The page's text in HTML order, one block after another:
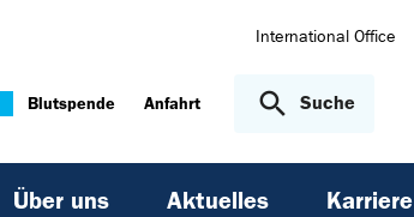
International Office
Blutspende Anfahrt Suche
Über uns Aktuelles Karriere